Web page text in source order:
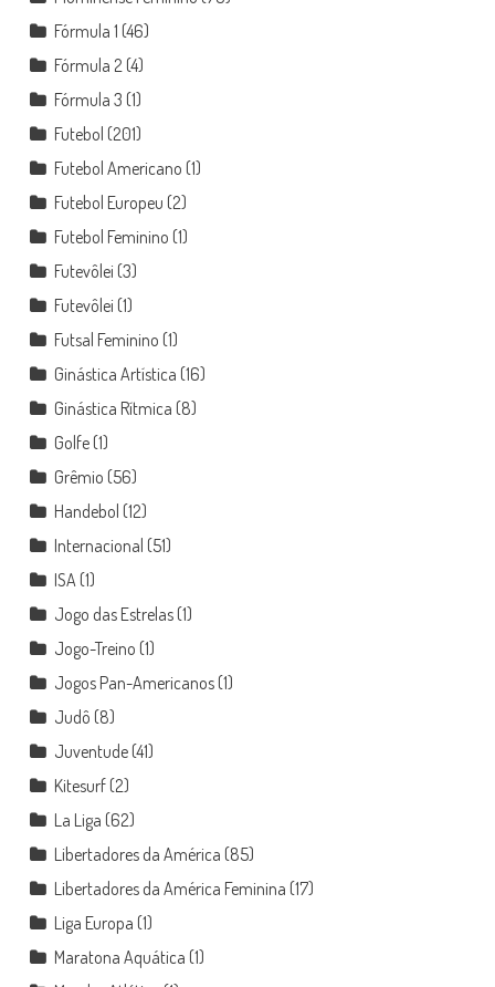
Fórmula 1 (46)
Fórmula 2(4)
Fórmula 3 (1)
Futebol (201)
Futebol Americano (1)
Futebol Europeu (2)
Futebol Feminino (1)
Futevôlei (3)
Futevôlei (1)
Futsal Feminino (1)
Ginástica Artística (16)
Ginástica Rítmica (8)
Golfe(1)
Grêmio (56)
Handebol (12)
Internacional (51)
ISA(1)
Jogo das Estrelas(1)
Jogo-Treino (1)
Jogos Pan-Americanos(1)
Judô (8)
Juventude(41)
Kitesurf(2)
La Liga (62)
Libertadores da América (85)
Libertadores da América Feminina (17)
Liga Europa (1)
Maratona Aquática (1)